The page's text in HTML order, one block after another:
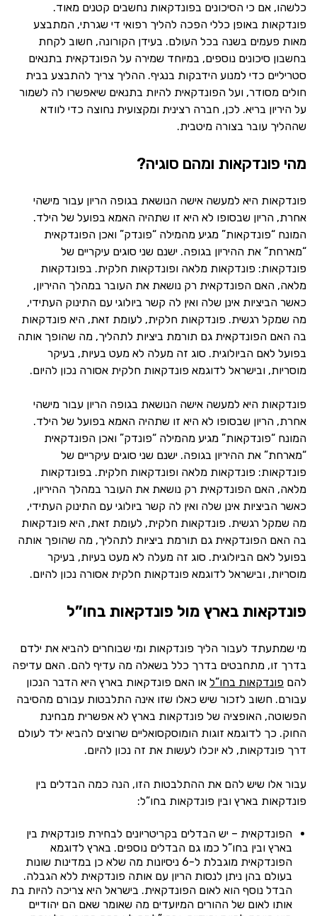
כלשהו, אם כי הסיכונים בפונדקאות נחשבים קטנים מאוד.
פונדקאות באופן כללי הפכה להליך רפואי די שגרתי, המתבצע
מאות פעמים בשנה בכל העולם. בעידן הקורונה, חשוב לקחת
בחשבון סיכונים נוספים, במיוחד שמירה על הפונדקאית בתנאים
סטריליים כדי למנוע הידבקות בנגיף. ההליך צריך להתבצע בבית
חולים מסודר, ועל הפונדקאית להיות בתנאים שיאפשרו לה לשמור
על היריון בריא. לכן, חברה רצינית ומקצועית נחוצה כדי לוודא
שההליך עובר בצורה מיטבית.
מהי פונדקאות ומהם סוגיה?
פונדקאות היא למעשה אישה הנושאת בגופה הריון עבור מישהי
אחרת, הריון שבסופו לא היא זו שתהיה האמא בפועל של הילד.
המונח “פונדקאות” מגיע מהמילה “פונדק” ואכן הפונדקאית
“מארחת” את ההיריון בגופה. ישנם שני סוגים עיקריים של
פונדקאות: פונדקאות מלאה ופונדקאות חלקית. בפונדקאות
מלאה, האם הפונדקאית רק נושאת את העובר במהלך ההיריון,
כאשר הביציות אינן שלה ואין לה קשר ביולוגי עם התינוק העתידי,
מה שמקל רגשית. פונדקאות חלקית, לעומת זאת, היא פונדקאות
בה האם הפונדקאית גם תורמת ביציות לתהליך, מה שהופך אותה
בפועל לאם הביולוגית. סוג זה מעלה לא מעט בעיות, בעיקר
מוסריות, ובישראל לדוגמא פונדקאות חלקית אסורה נכון להיום.
פונדקאות היא למעשה אישה הנושאת בגופה הריון עבור מישהי
אחרת, הריון שבסופו לא היא זו שתהיה האמא בפועל של הילד.
המונח “פונדקאות” מגיע מהמילה “פונדק” ואכן הפונדקאית
“מארחת” את ההיריון בגופה. ישנם שני סוגים עיקריים של
פונדקאות: פונדקאות מלאה ופונדקאות חלקית. בפונדקאות
מלאה, האם הפונדקאית רק נושאת את העובר במהלך ההיריון,
כאשר הביציות אינן שלה ואין לה קשר ביולוגי עם התינוק העתידי,
מה שמקל רגשית. פונדקאות חלקית, לעומת זאת, היא פונדקאות
בה האם הפונדקאית גם תורמת ביציות לתהליך, מה שהופך אותה
בפועל לאם הביולוגית. סוג זה מעלה לא מעט בעיות, בעיקר
מוסריות, ובישראל לדוגמא פונדקאות חלקית אסורה נכון להיום.
פונדקאות בארץ מול פונדקאות בחו”ל
מי שמתעתד לעבור הליך פונדקאות ומי שבוחרים להביא את ילדם
בדרך זו, מתחבטים בדרך כלל בשאלה מה עדיף להם. האם עדיפה
להם פונדקאות בחו”ל או האם פונדקאות בארץ היא הדבר הנכון
עבורם. חשוב לזכור שיש כאלו שזו אינה התלבטות עבורם מהסיבה
הפשוטה, האופציה של פונדקאות בארץ לא אפשרית מבחינת
החוק. כך לדוגמא זוגות הומוסקסואליים שרוצים להביא ילד לעולם
דרך פונדקאות, לא יוכלו לעשות את זה נכון להיום.
עבור אלו שיש להם את ההתלבטות הזו, הנה כמה הבדלים בין
פונדקאות בארץ ובין פונדקאות בחו”ל:
הפונדקאית – יש הבדלים בקריטריונים לבחירת פונדקאית בין
בארץ ובין בחו”ל כמו גם הבדלים נוספים. בארץ לדוגמא
הפונדקאית מוגבלת ל-6 ניסיונות מה שלא כן במדינות שונות
בעולם בהן ניתן לנסות הריון עם אותה פונדקאית ללא הגבלה.
הבדל נוסף הוא לאום הפונדקאית. בישראל היא צריכה להיות בת
אותו לאום של ההורים המיועדים מה שאומר שאם הם יהודיים